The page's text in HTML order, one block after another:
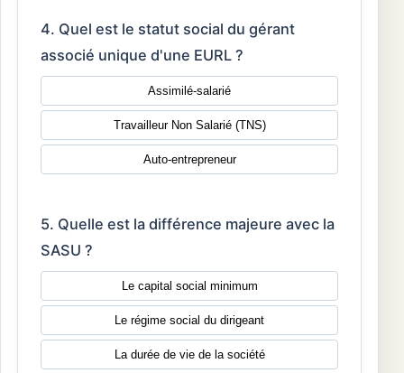
4. Quel est le statut social du gérant
associé unique d'une EURL ?
Assimilé-salarié
Travailleur Non Salarié (TNS)
Auto-entrepreneur
5. Quelle est la différence majeure avec la
SASU ?
Le capital social minimum
Le régime social du dirigeant
La durée de vie de la société